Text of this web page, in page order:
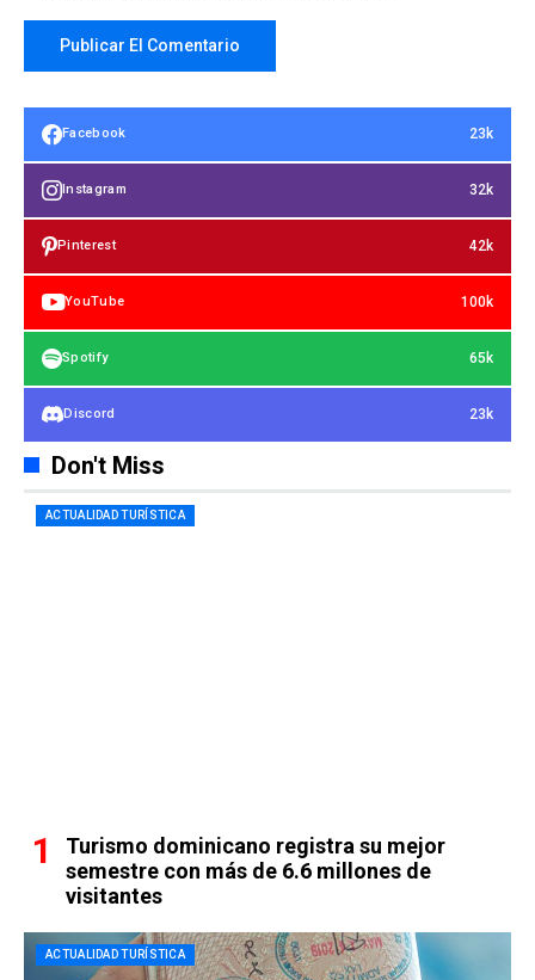
Facebook 23k
Instagram 32k
Pinterest 42k
YouTube 100k
Spotify 65k
Discord 23k
Don't Miss
ACTUALIDAD TURÍSTICA
Turismo dominicano registra su mejor
semestre con más de 6.6 millones de
visitantes
ACTUALIDAD TURÍSTICA